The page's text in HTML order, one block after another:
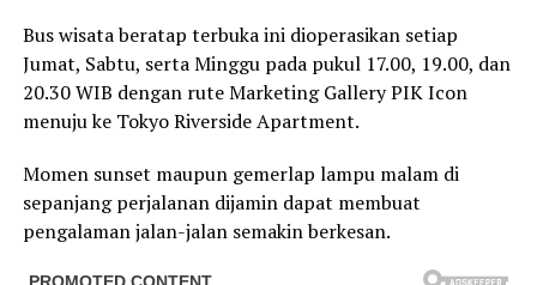
Bus wisata beratap terbuka ini dioperasikan setiap
Jumat, Sabtu, serta Minggu pada pukul 17.00, 19.00, dan
20.30 WIB dengan rute Marketing Gallery PIK Icon
menuju ke Tokyo Riverside Apartment.
Momen sunset maupun gemerlap lampu malam di
sepanjang perjalanan dijamin dapat membuat
pengalaman jalan-jalan semakin berkesan.